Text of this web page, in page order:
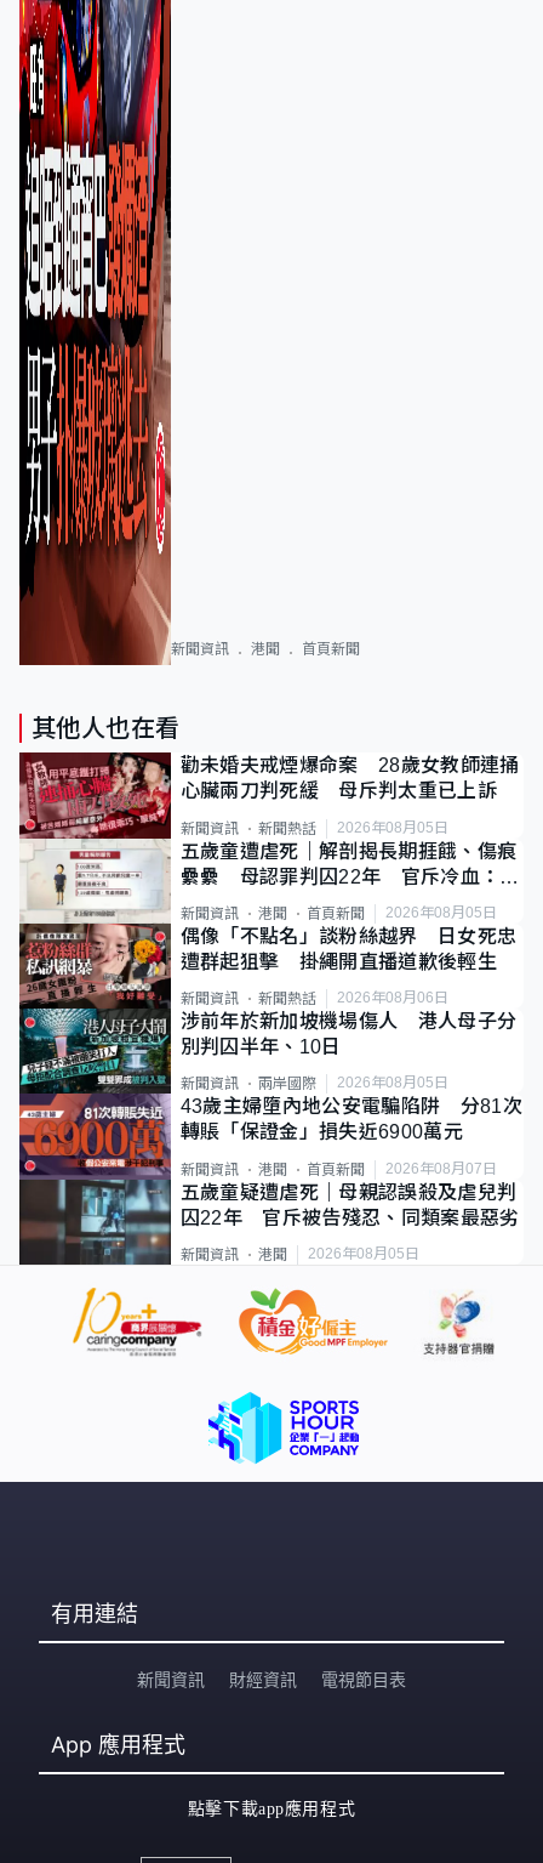
新聞資訊 港聞 首頁新聞
其他人也在看
勸未婚夫戒煙爆命案 28歲女教師連捅
心臟兩刀判死緩 母斥判太重已上訴
新聞資訊 新聞熱話 2026年08月05日
五歲童遭虐死｜解剖揭長期捱餓、傷痕
纍纍 母認罪判囚22年 官斥冷血：同
類案最惡劣
新聞資訊 港聞 首頁新聞 2026年08月05日
偶像「不點名」談粉絲越界 日女死忠
遭群起狙擊 掛繩開直播道歉後輕生
新聞資訊 新聞熱話 2026年08月06日
涉前年於新加坡機場傷人 港人母子分
別判囚半年、10日
新聞資訊 兩岸國際 2026年08月05日
43歲主婦墮內地公安電騙陷阱 分81次
轉賬「保證金」損失近6900萬元
新聞資訊 港聞 首頁新聞 2026年08月07日
五歲童疑遭虐死｜母親認誤殺及虐兒判
囚22年 官斥被告殘忍、同類案最惡劣
新聞資訊 港聞 2026年08月05日
有用連結
新聞資訊 財經資訊 電視節目表
App 應用程式
點擊下載app應用程式